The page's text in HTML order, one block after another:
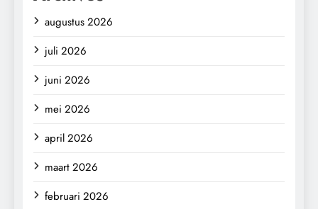
augustus 2026
juli 2026
juni 2026
mei 2026
april 2026
maart 2026
februari 2026